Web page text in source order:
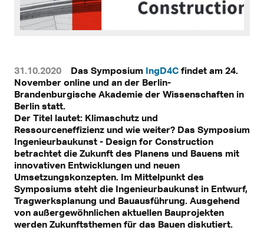
31.10.2020 Das Symposium IngD4C findet am 24.
November online und an der Berlin-
Brandenburgische Akademie der Wissenschaften in
Berlin statt.
Der Titel lautet: Klimaschutz und
Ressourceneffizienz und wie weiter? Das Symposium
Ingenieurbaukunst - Design for Construction
betrachtet die Zukunft des Planens und Bauens mit
innovativen Entwicklungen und neuen
Umsetzungskonzepten. Im Mittelpunkt des
Symposiums steht die Ingenieurbaukunst in Entwurf,
Tragwerksplanung und Bauausführung. Ausgehend
von außergewöhnlichen aktuellen Bauprojekten
werden Zukunftsthemen für das Bauen diskutiert.